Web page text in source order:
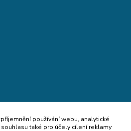
435
používání webu, analytické
také pro účely cílení reklamy